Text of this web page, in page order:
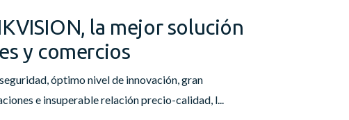
la mejor solución
y comercios
óptimo nivel de innovación, gran
e insuperable relación precio-calidad, l...